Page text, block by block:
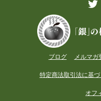
ブログ メルマガ
特定商法取引法に基
オフ